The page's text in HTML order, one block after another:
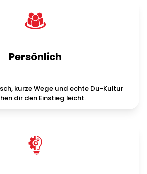
Persönlich
kurze Wege und echte Du-Kultur
dir den Einstieg leicht.